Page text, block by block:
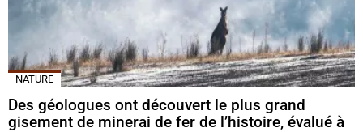
NATURE
Des géologues ont découvert le plus grand
gisement de minerai de fer de l’histoire, évalué à